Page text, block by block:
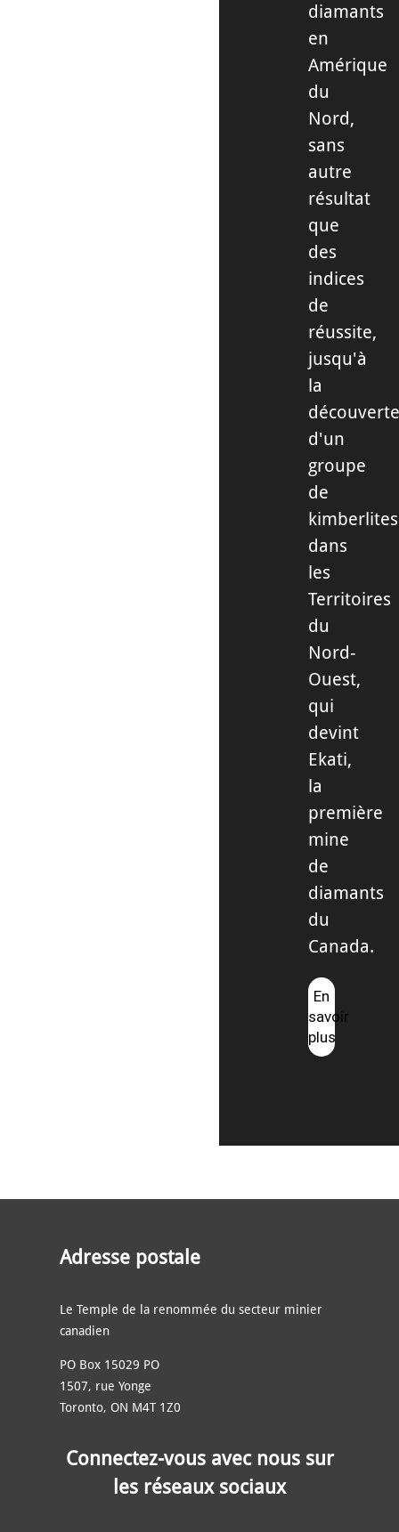
diamants
en
Amérique
du
Nord,
sans
autre
résultat
que
des
indices
de
réussite,
jusqu'à
la
d'un
groupe
de
kimberlites
dans
les
Territoires
du
Nord-
Ouest,
qui
devint
Ekati,
la
première
mine
de
diamants
du
Canada.
En
savoir
plus
Adresse postale
Le Temple de la renommée du secteur minier
canadien
PO Box 15029 PO
1507, rue Yonge
Toronto, ON M4T 1Z0
Connectez-vous avec nous sur
les réseaux sociaux